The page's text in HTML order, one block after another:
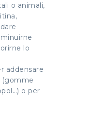
o animali,
lo
addensare
(gomme
o per